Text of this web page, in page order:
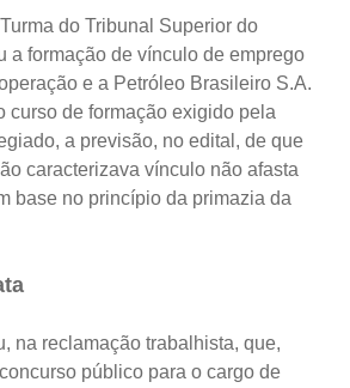
do Tribunal Superior do
a formação de vínculo de emprego
e a Petróleo Brasileiro S.A.
curso de formação exigido pela
a previsão, no edital, de que
caracterizava vínculo não afasta
base no princípio da primazia da
na reclamação trabalhista, que,
público para o cargo de